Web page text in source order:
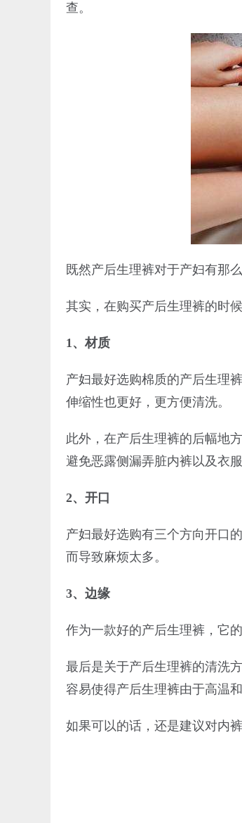
查。
既然产后生理裤对于产妇有那
其实，在购买产后生理裤的时
1、材质
产妇最好选购棉质的产后生理
伸缩性也更好，更方便清洗。
此外，在产后生理裤的后幅地
避免恶露侧漏弄脏内裤以及衣服
2、开口
产妇最好选购有三个方向开口
而导致麻烦太多。
3、边缘
作为一款好的产后生理裤，它
最后是关于产后生理裤的清洗
容易使得产后生理裤由于高温
如果可以的话，还是建议对内